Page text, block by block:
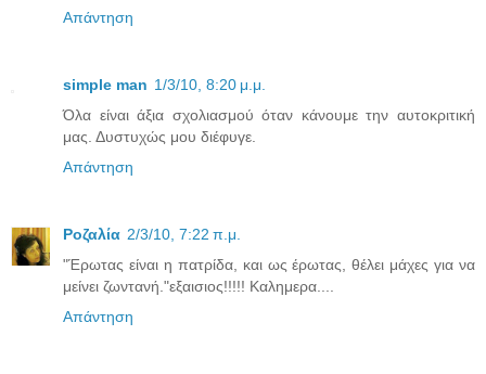
Απάντηση
simple man 1/3/10, 8:20 μ.μ.
Όλα είναι άξια σχολιασμού όταν κάνουμε την αυτοκριτική
μας. Δυστυχώς μου διέφυγε.
Απάντηση
Ροζαλία 2/3/10, 7:22 π.μ.
"Έρωτας είναι η πατρίδα, και ως έρωτας, θέλει μάχες για να
μείνει ζωντανή."εξαισιος!!!!! Καλημερα....
Απάντηση